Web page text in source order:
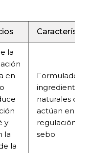
la
en
y
la
la
Formulado
ingredientes
naturales que
actúan en la
regulación del
sebo